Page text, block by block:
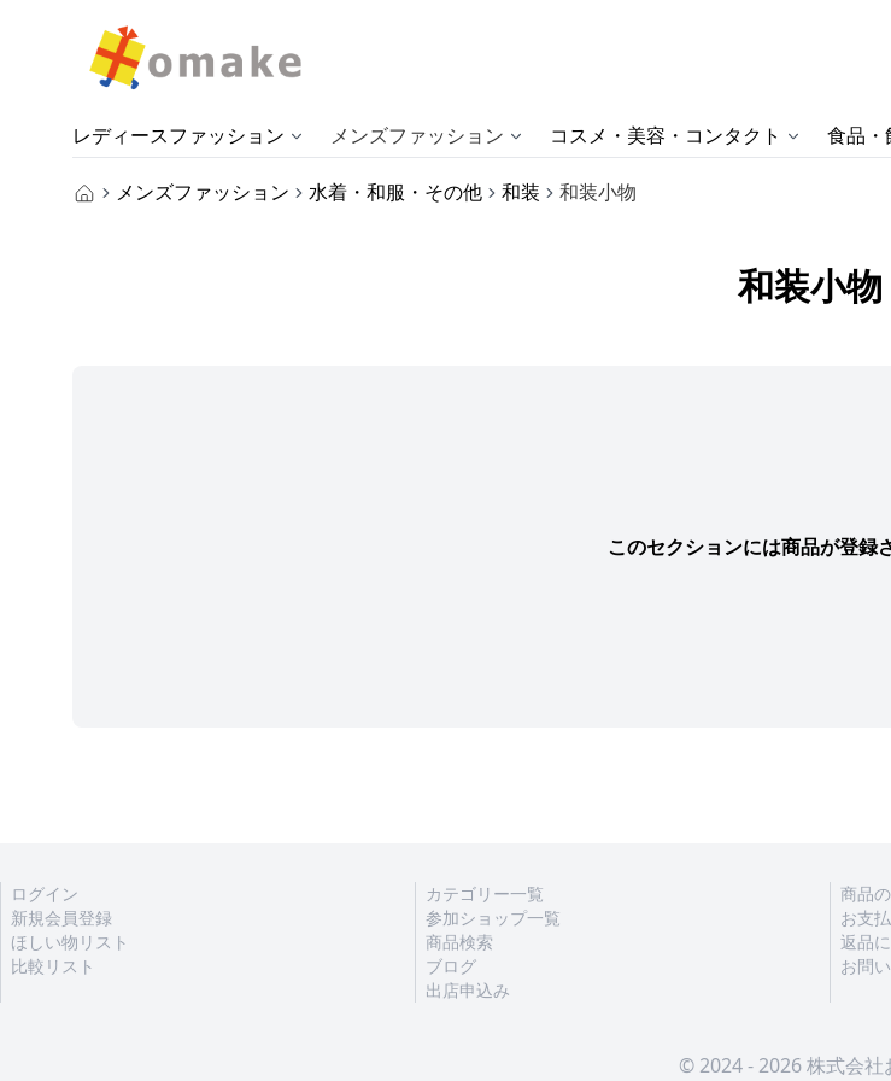
レディースファッション メンズファッション コスメ・美容・コンタクト 食品・
メンズファッション 水着・和服・その他 和装 和装小物
和装小物
このセクションには商品が登録
ログイン
新規会員登録
ほしい物リスト
比較リスト
カテゴリー一覧
参加ショップ一覧
商品検索
ブログ
出店申込み
商品
お支
返品
お問
© 2024 - 2026 株式会社